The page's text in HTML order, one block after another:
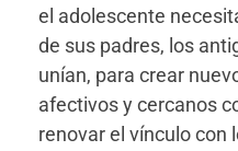
el adolescente
de sus padres, los
unían, para crear
afectivos y cercanos
renovar el vínculo con